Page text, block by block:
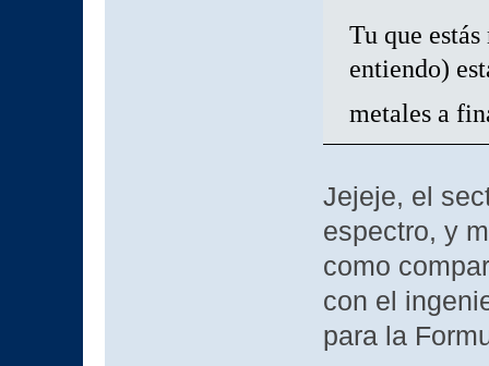
Tu que
entiendo)
metales a
Jejeje, el
espectro, y
como
con el
para la